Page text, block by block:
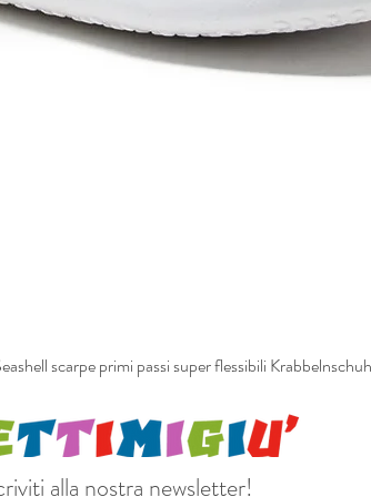
scarpe primi passi super flessibili
alla nostra newsletter!